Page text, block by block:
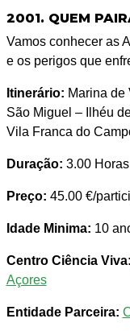
2001. QUEM
Vamos conhecer as
e os perigos que
Itinerário: Marina de
São Miguel – Ilhéu
Vila Franca do
Duração: 3.00 Horas
Preço: 45.00 €/
Idade Minima: 10
Centro Ciência Viva:
Açores
Entidade Parceira: